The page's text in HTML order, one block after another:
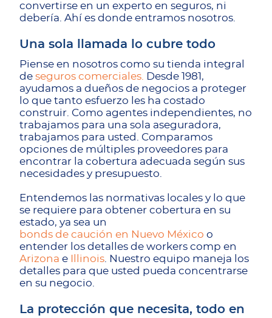
convertirse en un experto en seguros, ni
debería. Ahí es donde entramos nosotros.
Una sola llamada lo cubre todo
Piense en nosotros como su tienda integral
de seguros comerciales.
Desde 1981,
ayudamos a dueños de negocios a proteger
lo que tanto esfuerzo les ha costado
construir. Como agentes independientes, no
trabajamos para una sola aseguradora,
trabajamos para usted. Comparamos
opciones de múltiples proveedores para
encontrar la cobertura adecuada según sus
necesidades y presupuesto.
Entendemos las normativas locales y lo que
se requiere para obtener cobertura en su
estado, ya sea un
bonds de caución en Nuevo México o
entender los detalles de workers comp en
Arizona e Illinois . Nuestro equipo maneja los
detalles para que usted pueda concentrarse
en su negocio.
La protección que necesita, todo en